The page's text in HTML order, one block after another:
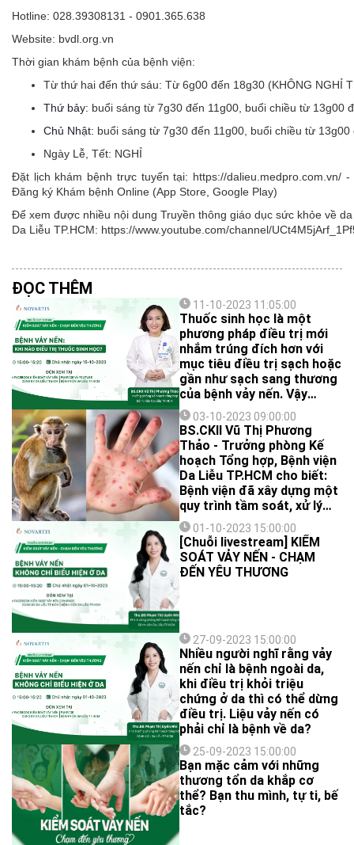
Hotline: 028.39308131 - 0901.365.638
Website: bvdl.org.vn
Thời gian khám bệnh của bệnh viện:
Từ thứ hai đến thứ sáu: Từ 6g00 đến 18g30 (KHÔNG NGHỈ
Thứ bảy: buổi sáng từ 7g30 đến 11g00, buổi chiều từ 13g00
Chủ Nhật: buổi sáng từ 7g30 đến 11g00, buổi chiều từ 13g00
Ngày Lễ, Tết: NGHỈ
Đặt lịch khám bệnh trực tuyến tại: https://dalieu.medpro.com.vn/
Đăng ký Khám bệnh Online (App Store, Google Play)
Để xem được nhiều nội dung Truyền thông giáo dục sức khỏe về
Da Liễu TP.HCM: https://www.youtube.com/channel/
ĐỌC THÊM
11-10-2023 11:05:00
Thuốc sinh học là một
phương pháp điều trị mới
nhắm trúng đích hơn với
mục tiêu điều trị sạch hoặc
gần như sạch sang thương
của bệnh vảy nến. Vậy
thuốc sinh học là gì và hiệu
quả thật sự của nó trong
điều trị vảy nến ra sao? Tất
cả sẽ được giải đáp trong
số livestream này.
03-10-2023 09:00:00
BS.CKII Vũ Thị Phương
Thảo - Trưởng phòng Kế
hoạch Tổng hợp, Bệnh viện
Da Liễu TP.HCM cho biết:
Bệnh viện đã xây dựng một
quy trình tầm soát, xử lý
đặc biệt cho những trường
hợp có triệu chứng lâm
sàng, nghi ngờ mắc bệnh
đậu mùa khỉ khi đến bệnh
viện khám.
01-10-2023 15:00:00
[Chuỗi livestream] KIỂM
SOÁT VẢY NẾN - CHẠM
ĐẾN YÊU THƯƠNG
27-09-2023 15:00:00
Nhiều người nghĩ rằng vảy
nến chỉ là bệnh ngoài da,
khi điều trị khỏi triệu
chứng ở da thì có thể dừng
điều trị. Liệu vảy nến có
phải chỉ là bệnh về da?
25-09-2023 15:00:00
Bạn mặc cảm với những
thương tổn da khắp cơ
thể? Bạn thu mình, tự ti, bế
tắc?